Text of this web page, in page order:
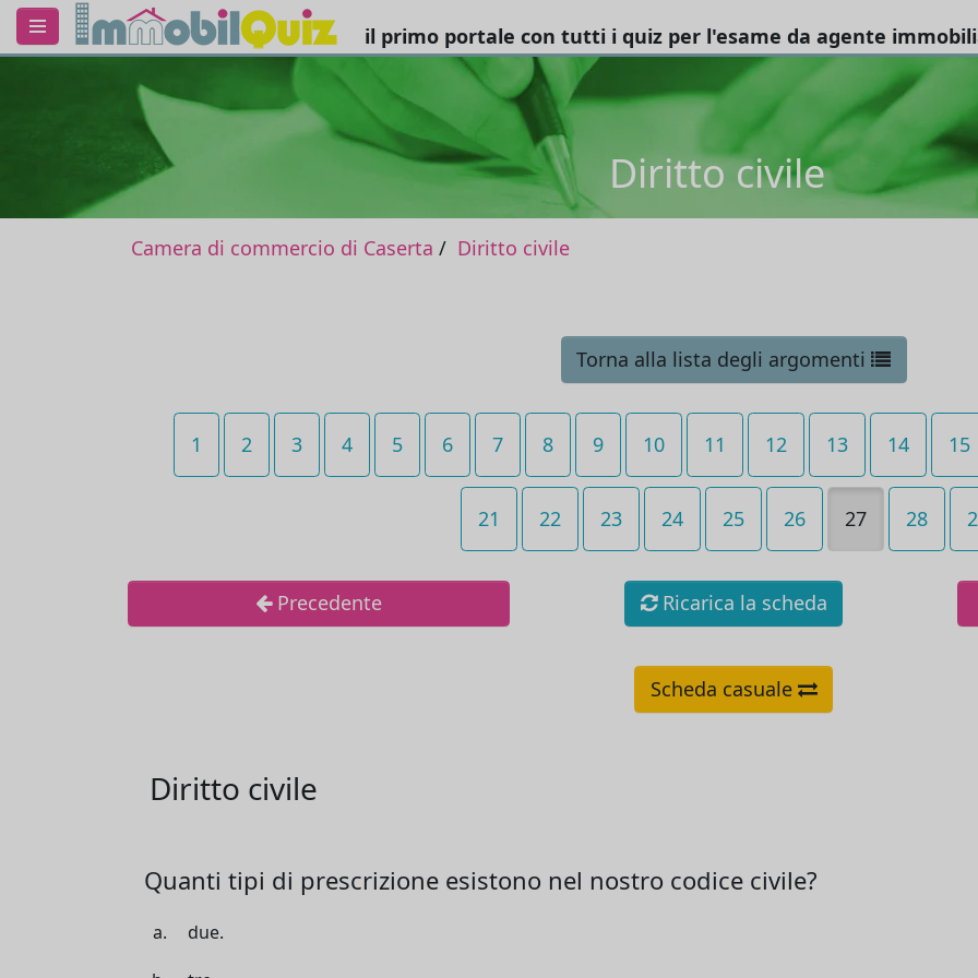
il primo portale con tutti i quiz per l'esame da agente
Diritto civile
Camera di commercio di Caserta Diritto civile
Torna alla lista degli argomenti
1 2 3 4 5 6 7 8 9 10 11 12 13 14 15
21 22 23 24 25 26 27 28
Precedente Ricarica la scheda
Scheda casuale
Diritto civile
Quanti tipi di prescrizione esistono nel nostro codice civile?
due.